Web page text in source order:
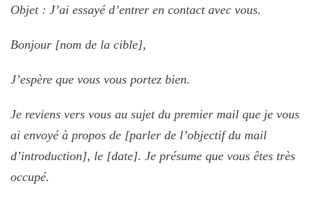
Objet : J’ai essayé d’entrer en contact avec vous.
Bonjour [nom de la cible],
J’espère que vous vous portez bien.
Je reviens vers vous au sujet du premier mail que je vous
ai envoyé à propos de [parler de l’objectif du mail
d’introduction], le [date]. Je présume que vous êtes très
occupé.